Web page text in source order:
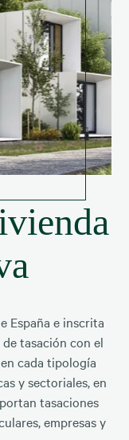
España e inscrita
tasación con el
cada tipología
y sectoriales, en
tasaciones
empresas y